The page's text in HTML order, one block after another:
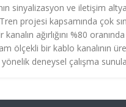
sinyalizasyon ve iletişim
projesi kapsamında çok
ağırlığını %80
ölçekli bir kablo kanalının
deneysel çalışma